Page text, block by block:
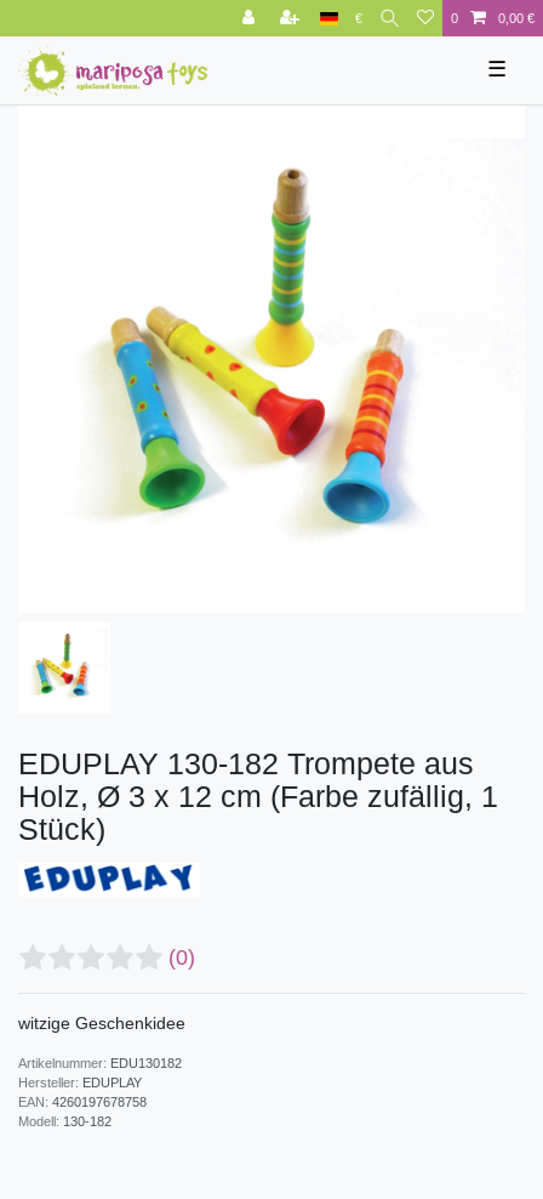
€ 0 0,00 €
☰
EDUPLAY 130-182 Trompete aus
Holz, Ø 3 x 12 cm (Farbe zufällig, 1
Stück)
(0)
witzige Geschenkidee
Artikelnummer: EDU130182
Hersteller: EDUPLAY
EAN: 4260197678758
Modell: 130-182